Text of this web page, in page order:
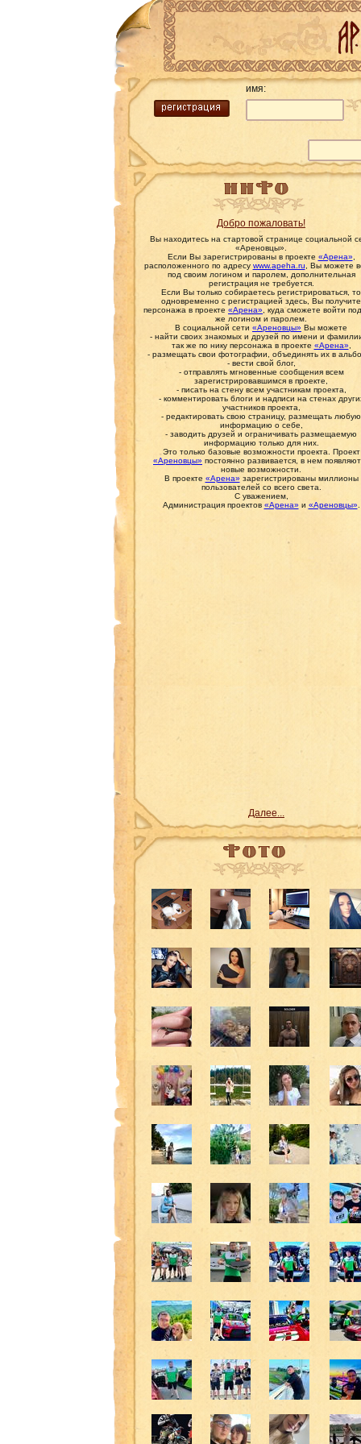
имя:
Добро пожаловать!
Вы находитесь на стартовой странице социальной
«Ареновцы».
Если Вы зарегистрированы в проекте «Арена»
расположенного по адресу www.apeha.ru , Вы можете
под своим логином и паролем, дополнительная
регистрация не требуется.
Если Вы только собираетесь регистрироваться, то
одновременно с регистрацией здесь, Вы получите
персонажа в проекте «Арена» , куда сможете войти
же логином и паролем.
В социальной сети «Ареновцы» Вы можете
- найти своих знакомых и друзей по имени и
так же по нику персонажа в проекте «Арена»
- размещать свои фотографии, объединять их в
- вести свой блог,
- отправлять мгновенные сообщения всем
зарегистрировавшимся в проекте,
- писать на стену всем участникам проекта,
- комментировать блоги и надписи на стенах
участников проекта,
- редактировать свою страницу, размещать любую
информацию о себе,
- заводить друзей и ограничивать размещаемую
информацию только для них.
Это только базовые возможности проекта. Проект
«Ареновцы» постоянно развивается, в нем
новые возможности.
В проекте «Арена» зарегистрированы миллионы
пользователей со всего света.
С уважением,
Администрация проектов «Арена» и «Ареновцы»
Далее...